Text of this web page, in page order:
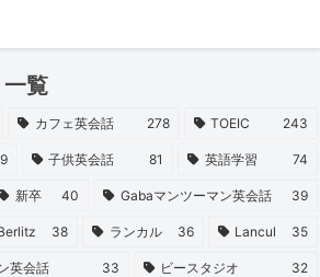
覧
カフェ英会話 278 TOEIC 243
子供英会話 81 英語学習 74
新卒 40 Gabaマンツーマン英会話 39
38 ランカル 36 Lancul 35
英会話 33 ビースタジオ 32